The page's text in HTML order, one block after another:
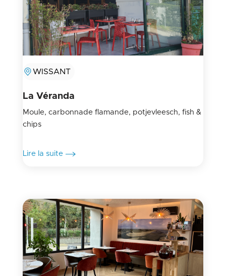
WISSANT
La Véranda
Moule, carbonnade flamande, potjevleesch, fish &
chips
Lire la suite